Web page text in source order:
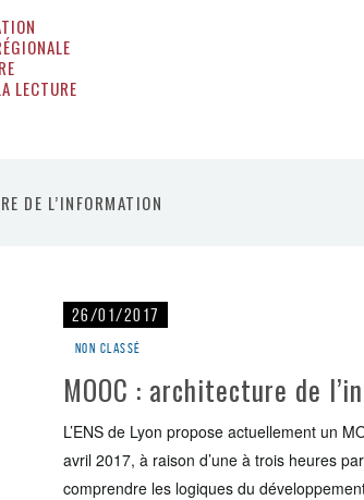
LECTURE
DE L’INFORMATION
26/01/2017
Non classé
MOOC : architecture de
L’ENS de Lyon propose actuellement un
avril 2017, à raison d’une à trois heures
comprendre les logiques du